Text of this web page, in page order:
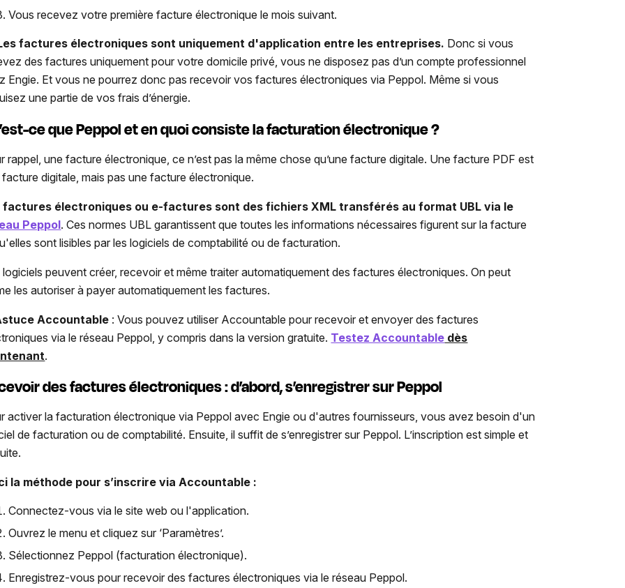
Vous recevez votre première facture électronique le mois suivant.
factures électroniques sont uniquement d'application entre les entreprises. Donc si vous
des factures uniquement pour votre domicile privé, vous ne disposez pas d’un compte professionnel
Engie. Et vous ne pourrez donc pas recevoir vos factures électroniques via Peppol. Même si vous
une partie de vos frais d’énergie.
ce que Peppol et en quoi consiste la facturation électronique ?
rappel, une facture électronique, ce n’est pas la même chose qu’une facture digitale. Une facture PDF est
digitale, mais pas une facture électronique.
factures électroniques ou e-factures sont des fichiers XML transférés au format UBL via le
Peppol. Ces normes UBL garantissent que toutes les informations nécessaires figurent sur la facture
sont lisibles par les logiciels de comptabilité ou de facturation.
logiciels peuvent créer, recevoir et même traiter automatiquement des factures électroniques. On peut
les autoriser à payer automatiquement les factures.
Accountable : Vous pouvez utiliser Accountable pour recevoir et envoyer des factures
via le réseau Peppol, y compris dans la version gratuite. Testez Accountable dès
.
des factures électroniques : d’abord, s’enregistrer sur Peppol
activer la facturation électronique via Peppol avec Engie ou d'autres fournisseurs, vous avez besoin d'un
de facturation ou de comptabilité. Ensuite, il suffit de s’enregistrer sur Peppol. L’inscription est simple et
la méthode pour s’inscrire via Accountable :
Connectez-vous via le site web ou l'application.
Ouvrez le menu et cliquez sur ‘Paramètres’.
Sélectionnez Peppol (facturation électronique).
Enregistrez-vous pour recevoir des factures électroniques via le réseau Peppol.